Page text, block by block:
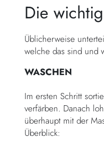
Die
Üblicherweise
welche das sind und
WASCHEN
Im ersten Schritt
verfärben. Danach
überhaupt mit der
Überblick: